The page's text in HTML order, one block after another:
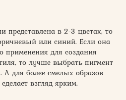
представлена в 2-3 цветах, то
или синий. Если она
применения для создания
то лучше выбрать пигмент
для более смелых образов
взгляд ярким.